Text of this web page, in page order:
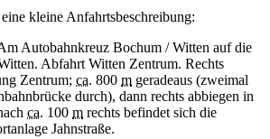
kleine Anfahrtsbeschreibung:
Autobahnkreuz Bochum / Witten auf die
Abfahrt Witten Zentrum. Rechts
Zentrum; ca. 800 m geradeaus (zweimal
durch), dann rechts abbiegen in
ca. 100 m rechts befindet sich die
Jahnstraße.